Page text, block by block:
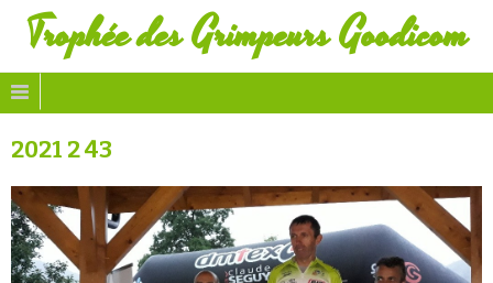
Trophée des Grimpeurs Goodicom
2021 2 43